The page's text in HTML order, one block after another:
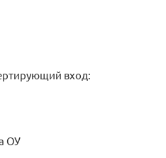
вход:
ОУ